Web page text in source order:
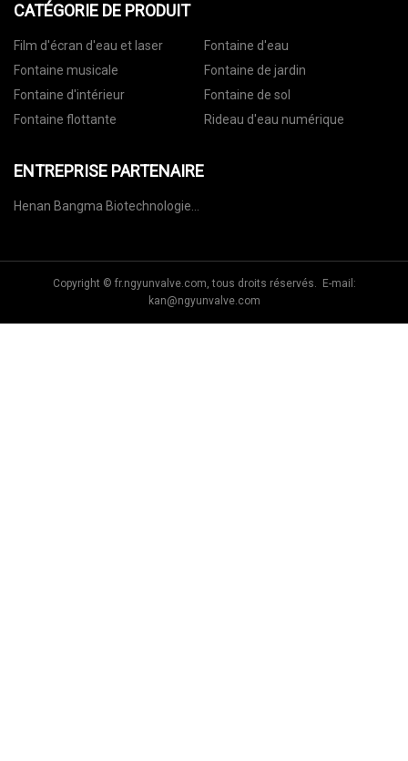
CATÉGORIE DE PRODUIT
Film d'écran d'eau et laser
Fontaine d'eau
Fontaine musicale
Fontaine de jardin
Fontaine d'intérieur
Fontaine de sol
Fontaine flottante
Rideau d'eau numérique
ENTREPRISE PARTENAIRE
Henan Bangma Biotechnologie
Copyright © fr.ngyunvalve.com, tous droits réservés. E-mail:
kan@ngyunvalve.com